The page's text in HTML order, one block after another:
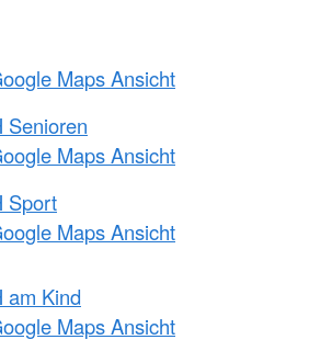
Maps Ansicht
Senioren
Maps Ansicht
Sport
Maps Ansicht
am Kind
Maps Ansicht